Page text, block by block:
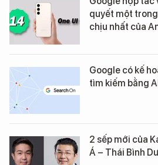
quyết một
chịu nhất của
Google có kế
tìm kiếm bằng
2 sếp mới của
Á – Thái Bình